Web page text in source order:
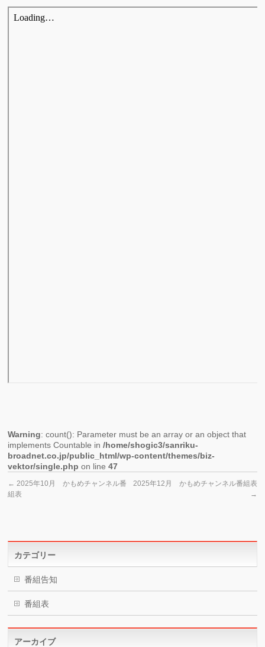
Warning: count(): Parameter must be an array or an object that
implements Countable in/home/shogic3/sanriku-
broadnet.co.jp/public_html/wp-content/themes/biz-
vektor/single.php on line47
← 2025年10月 かもめチャンネル番
組表
2025年12月 かもめチャンネル番組表
→
カテゴリー
番組告知
番組表
アーカイブ